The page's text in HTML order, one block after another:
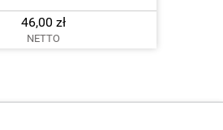
46,00 zł
NETTO